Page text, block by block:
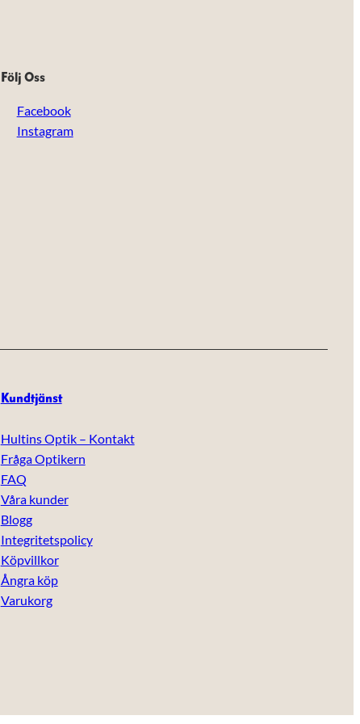
Följ Oss
Facebook
Instagram
Kundtjänst
Hultins Optik – Kontakt
Fråga Optikern
FAQ
Våra kunder
Blogg
Integritetspolicy
Köpvillkor
Ångra köp
Varukorg